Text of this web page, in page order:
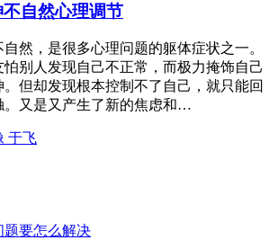
自然心理调节
然，是很多心理问题的躯体症状之一。
怕别人发现自己不正常，而极力掩饰自己
。但却发现根本控制不了自己，就只能回
。又是又产生了新的焦虑和…
于飞
题要怎么解决